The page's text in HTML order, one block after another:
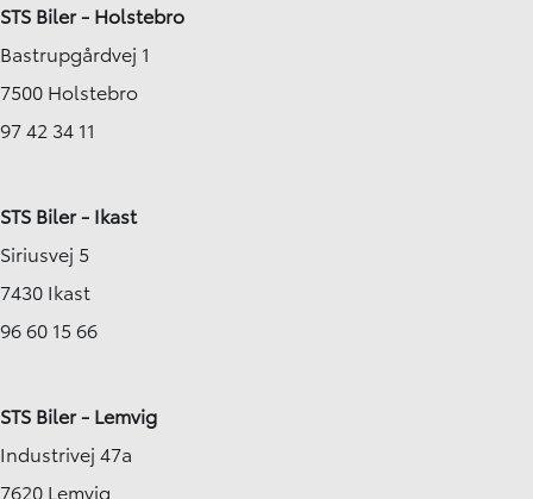
STS Biler - Holstebro
Bastrupgårdvej 1
7500 Holstebro
97 42 34 11
STS Biler - Ikast
Siriusvej 5
7430 Ikast
96 60 15 66
STS Biler - Lemvig
Industrivej 47a
7620 Lemvig